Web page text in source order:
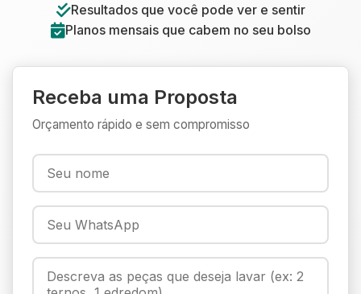
Resultados que você pode ver e sentir
Planos mensais que cabem no seu bolso
Receba uma Proposta
Orçamento rápido e sem compromisso